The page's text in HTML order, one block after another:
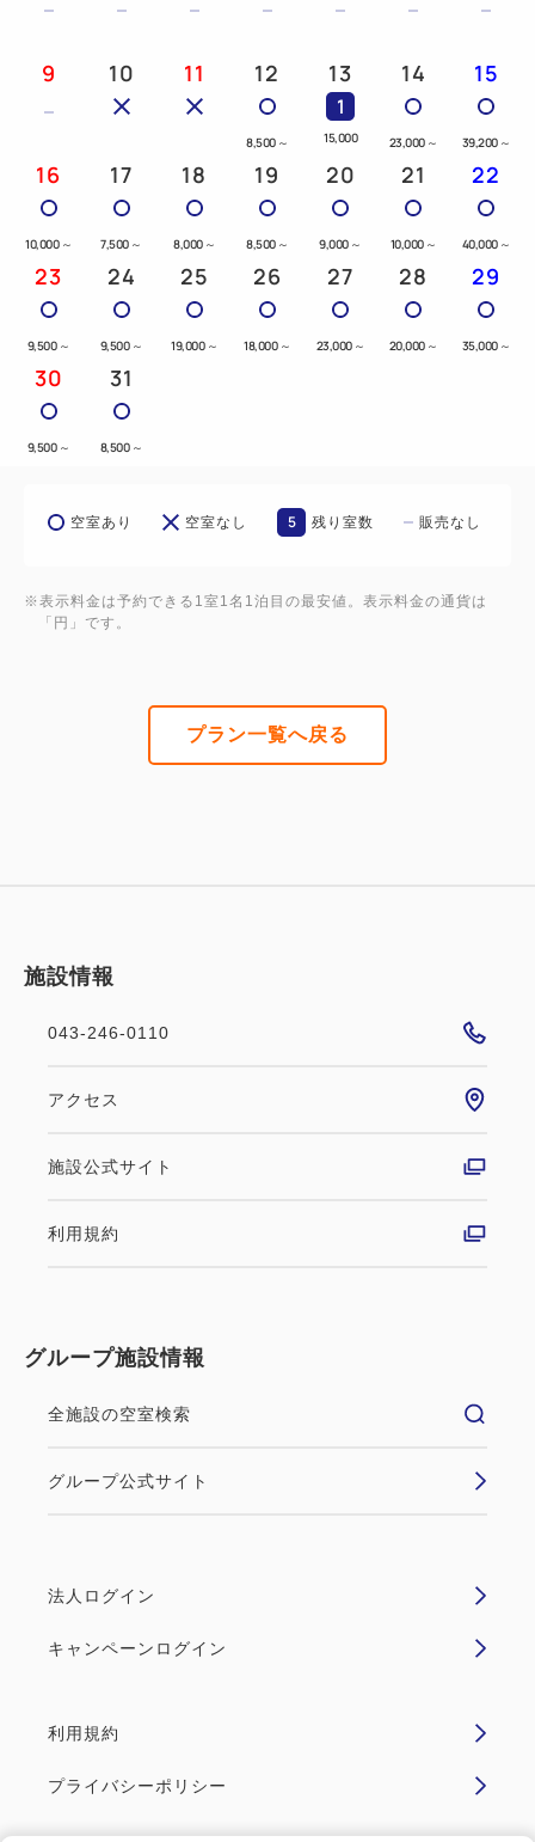
9 10 11 12
8,500 ～
13
1
15,000
14
23,000 ～
15
39,200 ～
16
10,000 ～
17
7,500 ～
18
8,000 ～
19
8,500 ～
20
9,000 ～
21
10,000 ～
22
40,000 ～
23
9,500 ～
24
9,500 ～
25
19,000 ～
26
18,000 ～
27
23,000 ～
28
20,000 ～
29
35,000 ～
30
9,500 ～
31
8,500 ～
空室あり 空室なし 5 残り室数 販売なし
※表示料金は予約できる1室1名1泊目の最安値。表示料金の通貨は
「円」です。
プラン一覧へ戻る
施設情報
043-246-0110
アクセス
施設公式サイト
利用規約
グループ施設情報
全施設の空室検索
グループ公式サイト
法人ログイン
キャンペーンログイン
利用規約
プライバシーポリシー